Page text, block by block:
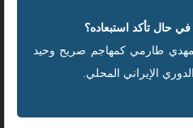
تأكد استبعاده؟
مهدي طارمي كمهاجم صريح وحيد
الإيراني المحلي.